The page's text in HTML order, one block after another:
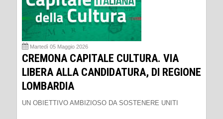
Martedì 05 Maggio 2026
CREMONA CAPITALE CULTURA. VIA
LIBERA ALLA CANDIDATURA, DI REGIONE
LOMBARDIA
UN OBIETTIVO AMBIZIOSO DA SOSTENERE UNITI